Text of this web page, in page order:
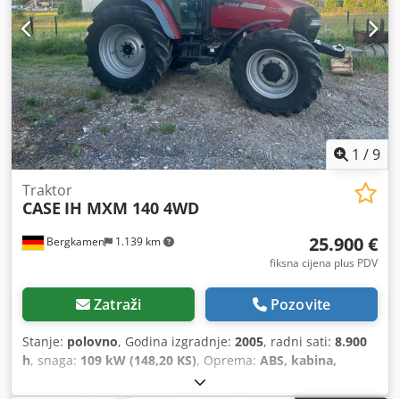
1 /9
Bergkamen 1.139 km
Traktor
CASE IH MXM 140 4WD
25.900 €
fiksna cijena plus PDV
Zatraži Pozovite
Stanje: polovno, Godina izgradnje: 2005, radni sati: 8.900
h, snaga: 109 kW (148,20 KS), Oprema: ABS, kabina,
klima-uređaj, pogon na sve točkove